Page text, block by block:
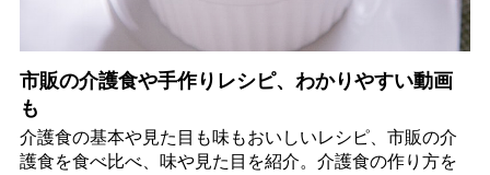
市販の介護食や手作りレシピ、わかりやすい動画
も
介護食の基本や見た目も味もおいしいレシピ、市販の介
護食を食べ比べ、味や見た目を紹介。介護食の作り方を